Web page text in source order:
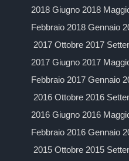
2018 Giugno 2018
Febbraio 2018 Gennaio
2017 Ottobre 2017
2017 Giugno 2017
Febbraio 2017 Gennaio
2016 Ottobre 2016
2016 Giugno 2016
Febbraio 2016 Gennaio
2015 Ottobre 2015